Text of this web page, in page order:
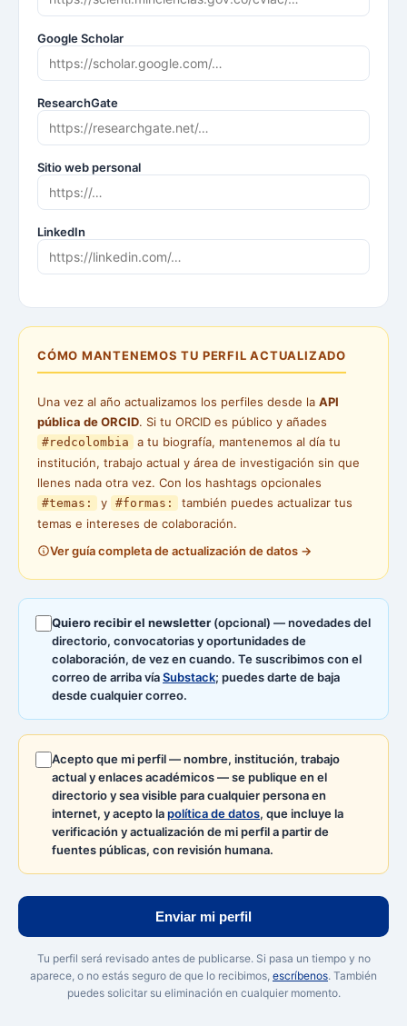
Google Scholar
ResearchGate
Sitio web personal
LinkedIn
CÓMO MANTENEMOS TU PERFIL ACTUALIZADO
Una vez al año actualizamos los perfiles desde la API
pública de ORCID. Si tu ORCID es público y añades
#redcolombia
a tu biografía, mantenemos al día tu
institución, trabajo actual y área de investigación sin que
llenes nada otra vez. Con los hashtags opcionales
#temas: y #formas:
también puedes actualizar tus
temas e intereses de colaboración.
Ver guía completa de actualización de datos →
Quiero recibir el newsletter (opcional) — novedades del
directorio, convocatorias y oportunidades de
colaboración, de vez en cuando. Te suscribimos con el
correo de arriba víaSubstack; puedes darte de baja
desde cualquier correo.
Acepto que mi perfil — nombre, institución, trabajo
actual y enlaces académicos — se publique en el
directorio y sea visible para cualquier persona en
internet, y acepto lapolítica de datos, que incluye la
verificación y actualización de mi perfil a partir de
fuentes públicas, con revisión humana.
Enviar mi perfil
Tu perfil será revisado antes de publicarse. Si pasa un tiempo y no
aparece, o no estás seguro de que lo recibimos, escríbenos. También
puedes solicitar su eliminación en cualquier momento.